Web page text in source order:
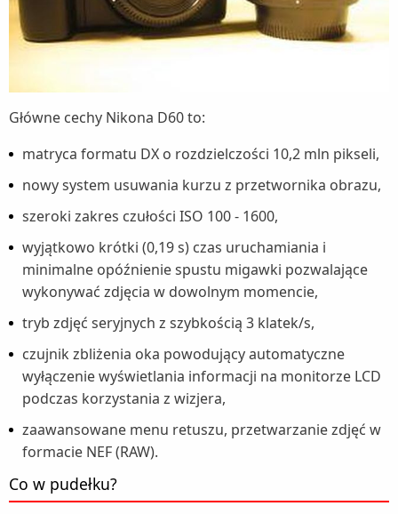
Główne cechy Nikona D60 to:
matryca formatu DX o rozdzielczości 10,2 mln pikseli,
nowy system usuwania kurzu z przetwornika obrazu,
szeroki zakres czułości ISO 100 - 1600,
wyjątkowo krótki (0,19 s) czas uruchamiania i
minimalne opóźnienie spustu migawki pozwalające
wykonywać zdjęcia w dowolnym momencie,
tryb zdjęć seryjnych z szybkością 3 klatek/s,
czujnik zbliżenia oka powodujący automatyczne
wyłączenie wyświetlania informacji na monitorze LCD
podczas korzystania z wizjera,
zaawansowane menu retuszu, przetwarzanie zdjęć w
formacie NEF (RAW).
Co w pudełku?